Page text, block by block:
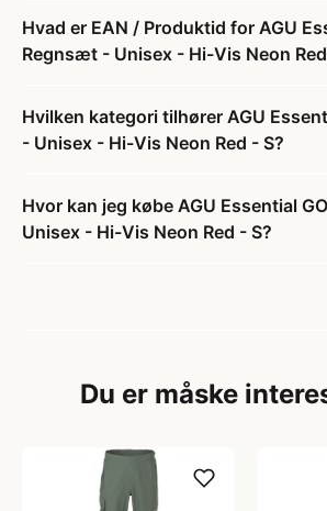
Hvad er EAN / Produktid for AGU
Regnsæt - Unisex - Hi-Vis Neon
Hvilken kategori tilhører AGU
- Unisex - Hi-Vis Neon Red - S?
Hvor kan jeg købe AGU Essential
Unisex - Hi-Vis Neon Red - S?
Du er måske